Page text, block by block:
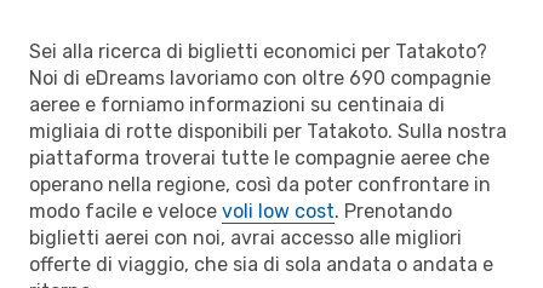
Sei alla ricerca di biglietti economici per Tatakoto?
Noi di eDreams lavoriamo con oltre 690 compagnie
aeree e forniamo informazioni su centinaia di
migliaia di rotte disponibili per Tatakoto. Sulla nostra
piattaforma troverai tutte le compagnie aeree che
operano nella regione, così da poter confrontare in
modo facile e veloce voli low cost. Prenotando
biglietti aerei con noi, avrai accesso alle migliori
offerte di viaggio, che sia di sola andata o andata e